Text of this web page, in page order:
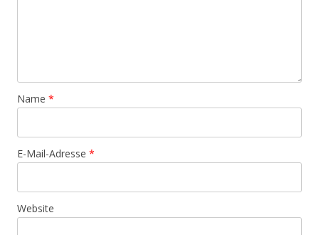
Name *
E-Mail-Adresse *
Website